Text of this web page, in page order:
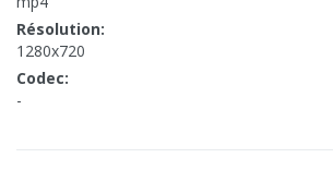
Résolution:
1280x720
Codec:
-